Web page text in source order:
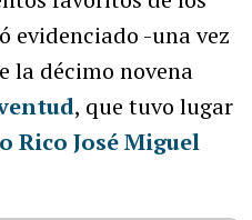
evidenciado -una vez
la décimo novena
, que tuvo lugar
Rico José Miguel